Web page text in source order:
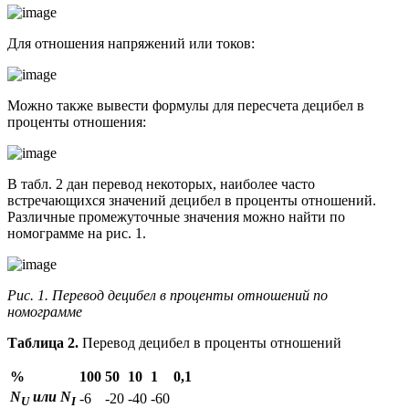
Для отношения напряжений или токов:
Можно также вывести формулы для пересчета децибел в
проценты отношения:
В табл. 2 дан перевод некоторых, наиболее часто
встречающихся значений децибел в проценты отношений.
Различные промежуточные значения можно найти по
номограмме на рис. 1.
Рис. 1. Перевод децибел в проценты отношений по
номограмме
Таблица 2. Перевод децибел в проценты отношений
% 100 50 10 1
0,1
NU или NI -6 -20 -40 -60